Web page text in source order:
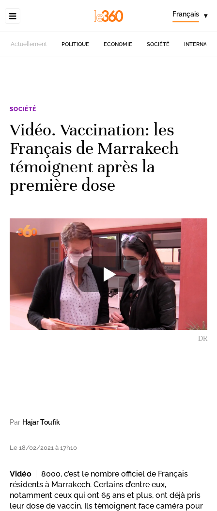
Français ▾
Actuellement POLITIQUE ECONOMIE SOCIÉTÉ
SOCIÉTÉ
Vidéo. Vaccination: les
Français de Marrakech
témoignent après la
première dose
DR
Par Hajar Toufik
Le 18/02/2021 à 17h10
Vidéo
8000, c’est le nombre officiel de Français
résidents à Marrakech. Certains d’entre eux,
notamment ceux qui ont 65 ans et plus, ont déjà pris
leur dose de vaccin. Ils témoignent face caméra pour